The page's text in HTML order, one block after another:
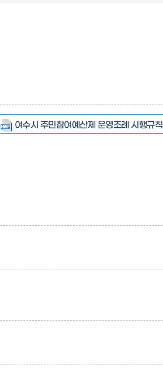
여수시 주민참여예산제 운영조례 시행규칙